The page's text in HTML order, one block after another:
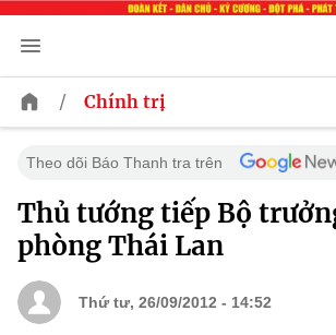
/ Chính trị
Theo dõi Báo Thanh tra trên
Thủ tướng tiếp Bộ
phòng Thái Lan
Thứ tư, 26/09/2012 - 14:52